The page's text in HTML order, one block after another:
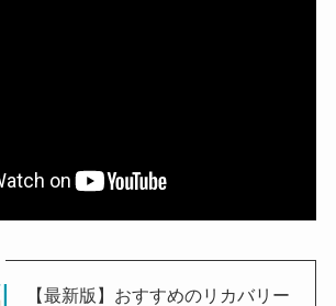
【最新版】おすすめのリカバリー